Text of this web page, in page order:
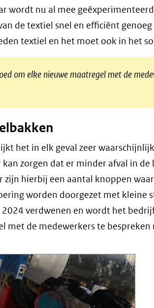
wordt nu al mee
de textiel snel en efficiënt
textiel en het moet ook in het
om elke nieuwe maatregel met de
het in elk geval zeer
zorgen dat er minder afval in
hierbij een aantal knoppen
worden doorgezet met kleine
verdwenen en wordt het
met de medewerkers te